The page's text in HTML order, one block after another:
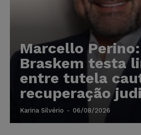
Marcello
Braskem testa
entre tutela
recuperação
Karina Silvério - 06/08/2026